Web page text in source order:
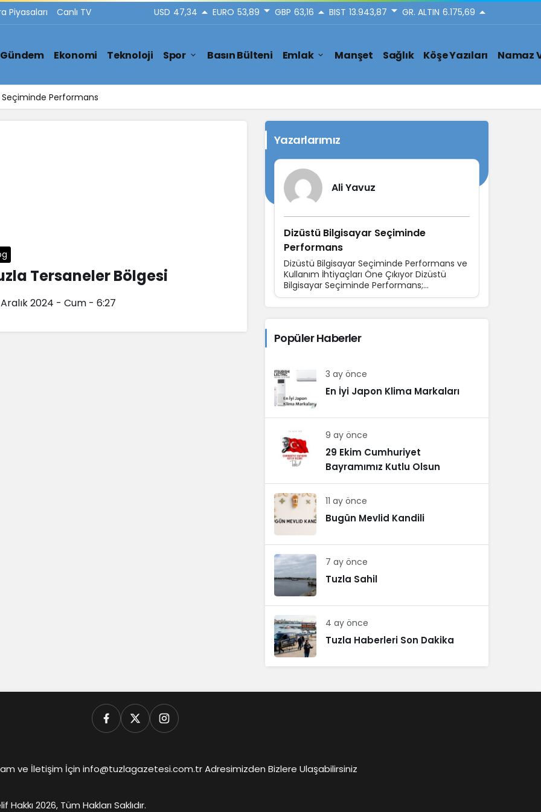
Piyasaları Canlı TV USD 47,34 EURO 53,89 GBP 63,16 BIST 13.943,87 GR. ALTIN 6.175,69
Gündem Ekonomi Teknoloji Spor Basın Bülteni Emlak Manşet Sağlık Köşe Yazıları Namaz
Seçiminde Performans
Tersaneler Bölgesi
2024 - Cum - 6:27
Yazarlarımız
Ali Yavuz
Dizüstü Bilgisayar Seçiminde
Performans
Dizüstü Bilgisayar Seçiminde Performans ve
Kullanım İhtiyaçları Öne Çıkıyor Dizüstü
Bilgisayar Seçiminde Performans;
Teknolojinin günlük yaşamın...
Popüler Haberler
3 ay önce
En İyi Japon Klima Markaları
9 ay önce
29 Ekim Cumhuriyet
Bayramımız Kutlu Olsun
11 ay önce
Bugün Mevlid Kandili
7 ay önce
Tuzla Sahil
4 ay önce
Tuzla Haberleri Son Dakika
ve İletişim İçin info@tuzlagazetesi.com.tr Adresimizden Bizlere Ulaşabilirsiniz
Hakkı 2026, Tüm Hakları Saklıdır.